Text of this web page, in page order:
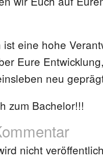
eine hohe
Eure
neu
zum Bachelor!!!
nicht